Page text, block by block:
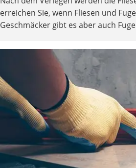
erreichen Sie, wenn Fliesen und
Geschmäcker gibt es aber auch